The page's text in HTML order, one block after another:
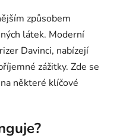
způsobem
látek. Moderní
Davinci, nabízejí
zážitky. Zde se
některé klíčové